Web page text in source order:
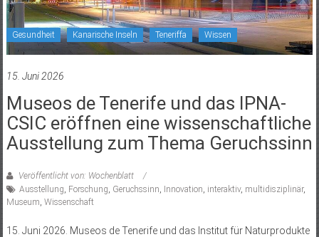
Gesundheit Kanarische Inseln Teneriffa Wissen
15. Juni 2026
Museos de Tenerife und das IPNA-
CSIC eröffnen eine wissenschaftliche
Ausstellung zum Thema Geruchssinn
Veröffentlicht von: Wochenblatt
Ausstellung, Forschung, Geruchssinn, Innovation, interaktiv, multidisziplinär,
Museum, Wissenschaft
15. Juni 2026. Museos de Tenerife und das Institut für Naturprodukte